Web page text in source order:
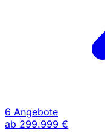
6 Angebote
ab 299.999 €